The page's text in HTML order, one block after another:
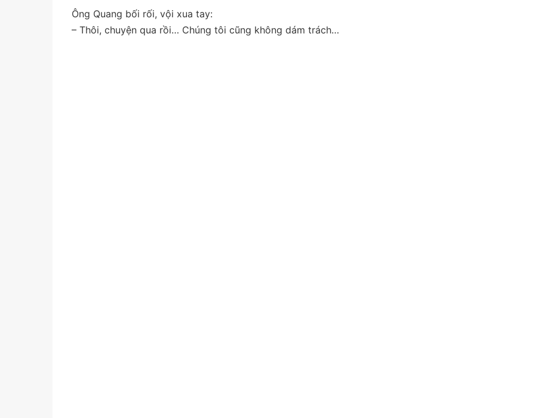
Ông Quang bối rối, vội xua tay:
– Thôi, chuyện qua rồi… Chúng tôi cũng không dám trách…